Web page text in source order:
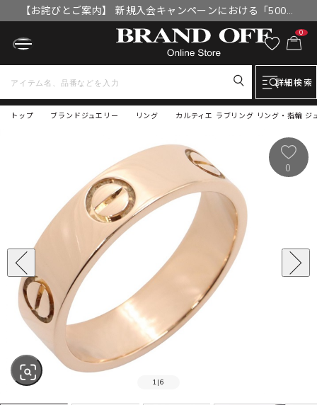
【お詫びとご案内】 新規入会キャンペーンにおける「500円
OFFクーポン」付与漏れと補填について
0
詳細検索
トップ カルティエ ラブリング リング・指輪
ブランドジュエリー リング
1 |6
0